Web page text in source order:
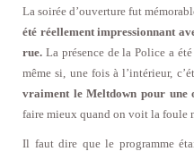
La soirée d’ouverture fut
été réellement impressionnant
rue. La présence de la Police a
même si, une fois à l’intérieur,
vraiment le Meltdown pour une
faire mieux quand on voit la foule
Il faut dire que le programme